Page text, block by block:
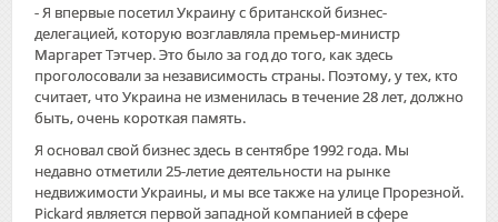
- Я впервые посетил Украину с британской бизнес-
делегацией, которую возглавляла премьер-министр
Маргарет Тэтчер. Это было за год до того, как здесь
проголосовали за независимость страны. Поэтому, у тех, кто
считает, что Украина не изменилась в течение 28 лет, должно
быть, очень короткая память.
Я основал свой бизнес здесь в сентябре 1992 года. Мы
недавно отметили 25-летие ​деятельности на рынке
недвижимости Украины, ​и мы все также ​на улице Прорезной.
Pickard является первой западной компанией в сфере